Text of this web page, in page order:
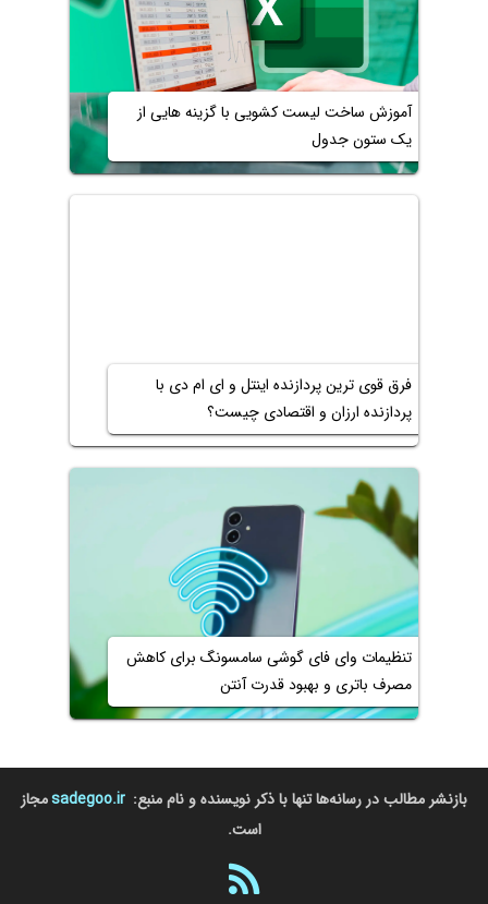
آموزش ساخت لیست کشویی با گزینه هایی از
یک ستون جدول
فرق قوی ترین پردازنده اینتل و ای ام دی با
پردازنده ارزان و اقتصادی چیست؟
تنظیمات وای فای گوشی سامسونگ برای کاهش
مصرف باتری و بهبود قدرت آنتن
بازنشر مطالب در رسانه‌ها تنها با ذکر نویسنده و نام منبع: sadegoo.irمجاز
است.